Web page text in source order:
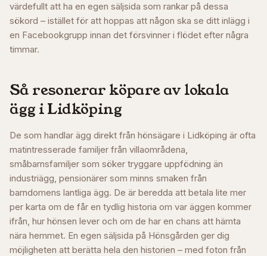
värdefullt att ha en egen säljsida som rankar på dessa
sökord – istället för att hoppas att någon ska se ditt inlägg i
en Facebookgrupp innan det försvinner i flödet efter några
timmar.
Så resonerar köpare av lokala
ägg iLidköping
De som handlar ägg direkt från hönsägare i Lidköping är ofta
matintresserade familjer från villaområdena,
småbarnsfamiljer som söker tryggare uppfödning än
industriägg, pensionärer som minns smaken från
barndomens lantliga ägg. De är beredda att betala lite mer
per karta om de får en tydlig historia om var äggen kommer
ifrån, hur hönsen lever och om de har en chans att hämta
nära hemmet. En egen säljsida på Hönsgården ger dig
möjligheten att berätta hela den historien – med foton från